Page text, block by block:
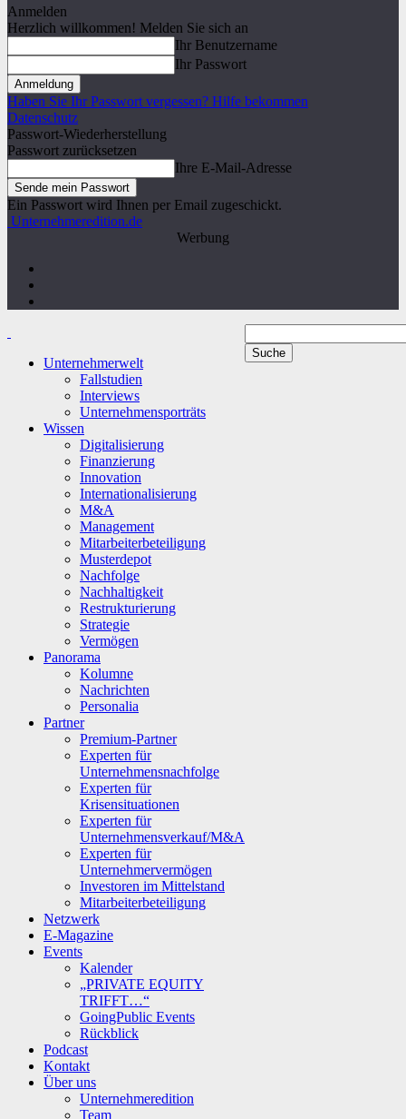
Anmelden
Herzlich willkommen! Melden Sie sich an
Ihr Benutzername
Ihr Passwort
Haben Sie Ihr Passwort vergessen? Hilfe bekommen
Datenschutz
Passwort-Wiederherstellung
Passwort zurücksetzen
Ihre E-Mail-Adresse
Ein Passwort wird Ihnen per Email zugeschickt.
Unternehmeredition.de
Werbung
Unternehmerwelt
Fallstudien
Interviews
Unternehmensporträts
Wissen
Digitalisierung
Finanzierung
Innovation
Internationalisierung
M&A
Management
Mitarbeiterbeteiligung
Musterdepot
Nachfolge
Nachhaltigkeit
Restrukturierung
Strategie
Vermögen
Panorama
Kolumne
Nachrichten
Personalia
Partner
Premium-Partner
Experten für
Unternehmensnachfolge
Experten für
Krisensituationen
Experten für
Unternehmensverkauf/M&A
Experten für
Unternehmervermögen
Investoren im Mittelstand
Mitarbeiterbeteiligung
Netzwerk
E-Magazine
Events
Kalender
„PRIVATE EQUITY
TRIFFT…“
GoingPublic Events
Rückblick
Podcast
Kontakt
Über uns
Unternehmeredition
Team